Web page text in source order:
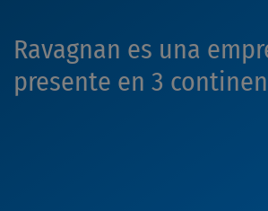
Ravagnan es una
presente en 3